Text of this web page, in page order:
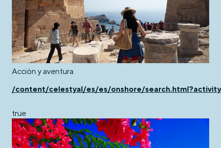
Acción y aventura
/content/celestyal/es/es/onshore/
true